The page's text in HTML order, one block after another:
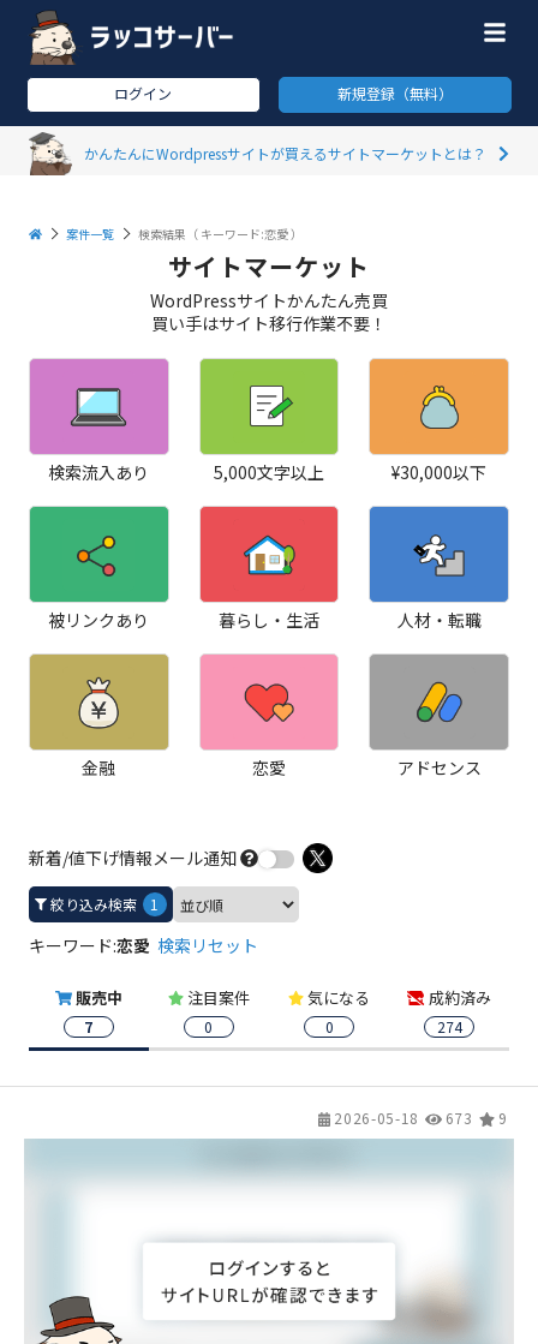
ログイン 新規登録（無料）
かんたんにWordpressサイトが買えるサイトマーケットとは？
案件一覧 検索結果（ キーワード:恋愛）
サイトマーケット
WordPressサイトかんたん売買
買い手はサイト移行作業不要！
検索流入あり 5,000文字以上 ¥30,000以下
被リンクあり 暮らし・生活 人材・転職
金融 恋愛 アドセンス
新着/値下げ情報メール通知
絞り込み検索 1
キーワード:恋愛検索リセット
販売中
7
注目案件
0
気になる
0
成約済み
274
2026-05-18 673 9